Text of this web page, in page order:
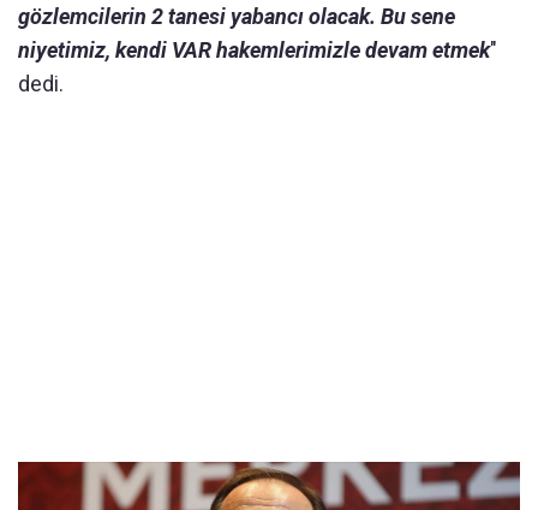
gözlemcilerin 2 tanesi yabancı olacak. Bu sene
niyetimiz, kendi VAR hakemlerimizle devam etmek"
dedi.